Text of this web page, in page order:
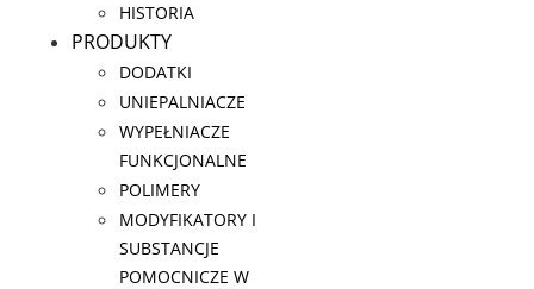
HISTORIA
PRODUKTY
DODATKI
UNIEPALNIACZE
WYPEŁNIACZE
FUNKCJONALNE
POLIMERY
MODYFIKATORY I
SUBSTANCJE
POMOCNICZE W